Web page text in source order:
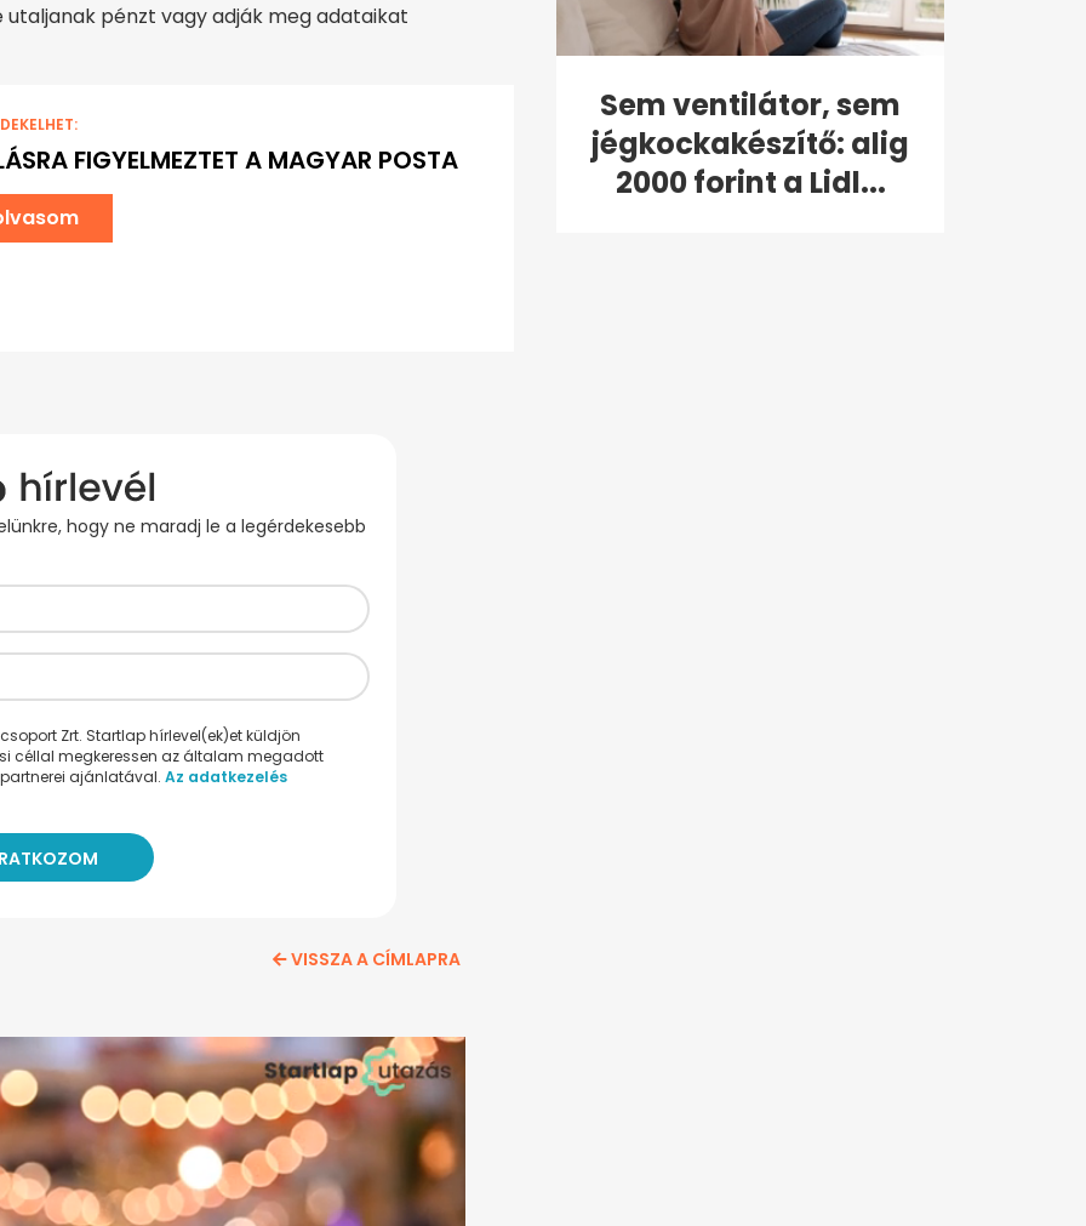
pénzt vagy adják meg adataikat
FIGYELMEZTET A MAGYAR POSTA
hogy ne maradj le a legérdekesebb
Zrt. Startlap hírlevel(ek)et küldjön
céllal megkeressen az általam megadott
ajánlatával. Az adatkezelés
VISSZA A CÍMLAPRA
Sem ventilátor, sem
jégkockakészítő: alig
2000 forint a Lidl...